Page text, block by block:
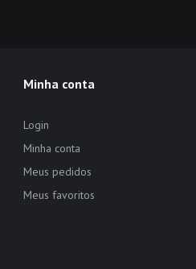
Minha conta
Login
Minha conta
Meus pedidos
Meus favoritos